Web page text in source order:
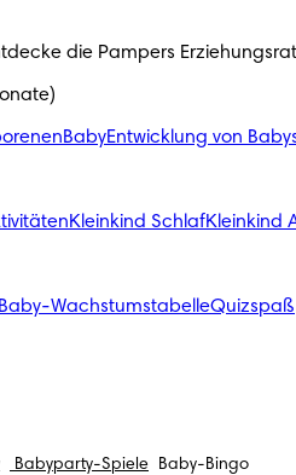
die Pampers
BabyEntwicklung von
Kleinkind SchlafKleinkind
Baby-WachstumstabelleQuizspaß
Babyparty-Spiele Baby-Bingo